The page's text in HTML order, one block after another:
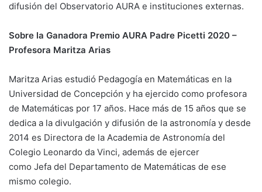
difusión del Observatorio AURA e instituciones externas.
Sobre la Ganadora Premio AURA Padre Picetti 2020 –
Profesora Maritza Arias
Maritza Arias estudió Pedagogía en Matemáticas en la
Universidad de Concepción y ha ejercido como profesora
de Matemáticas por 17 años. Hace más de 15 años que se
dedica a la divulgación y difusión de la astronomía y desde
2014 es Directora de la Academia de Astronomía del
Colegio Leonardo da Vinci, además de ejercer
como Jefa del Departamento de Matemáticas de ese
mismo colegio.